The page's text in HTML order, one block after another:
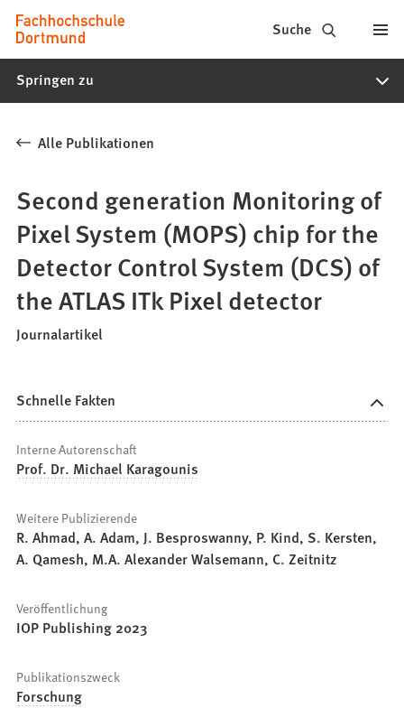
Inhalt anspringen
Fachhochschule
Dortmund
-
Studiengänge,
Bewerbung
Suche
Springen zu
Alle Publikationen
Second generation Monitoring of
Pixel System (MOPS) chip for the
Detector Control System (DCS) of
the ATLAS ITk Pixel detector
Journalartikel
Schnelle Fakten
Interne Autorenschaft
Prof. Dr. Michael Karagounis
Weitere Publizierende
R. Ahmad, A. Adam, J. Besproswanny, P. Kind, S. Kersten,
A. Qamesh, M.A. Alexander Walsemann, C. Zeitnitz
Veröffentlichung
IOP Publishing 2023
Publikationszweck
Forschung